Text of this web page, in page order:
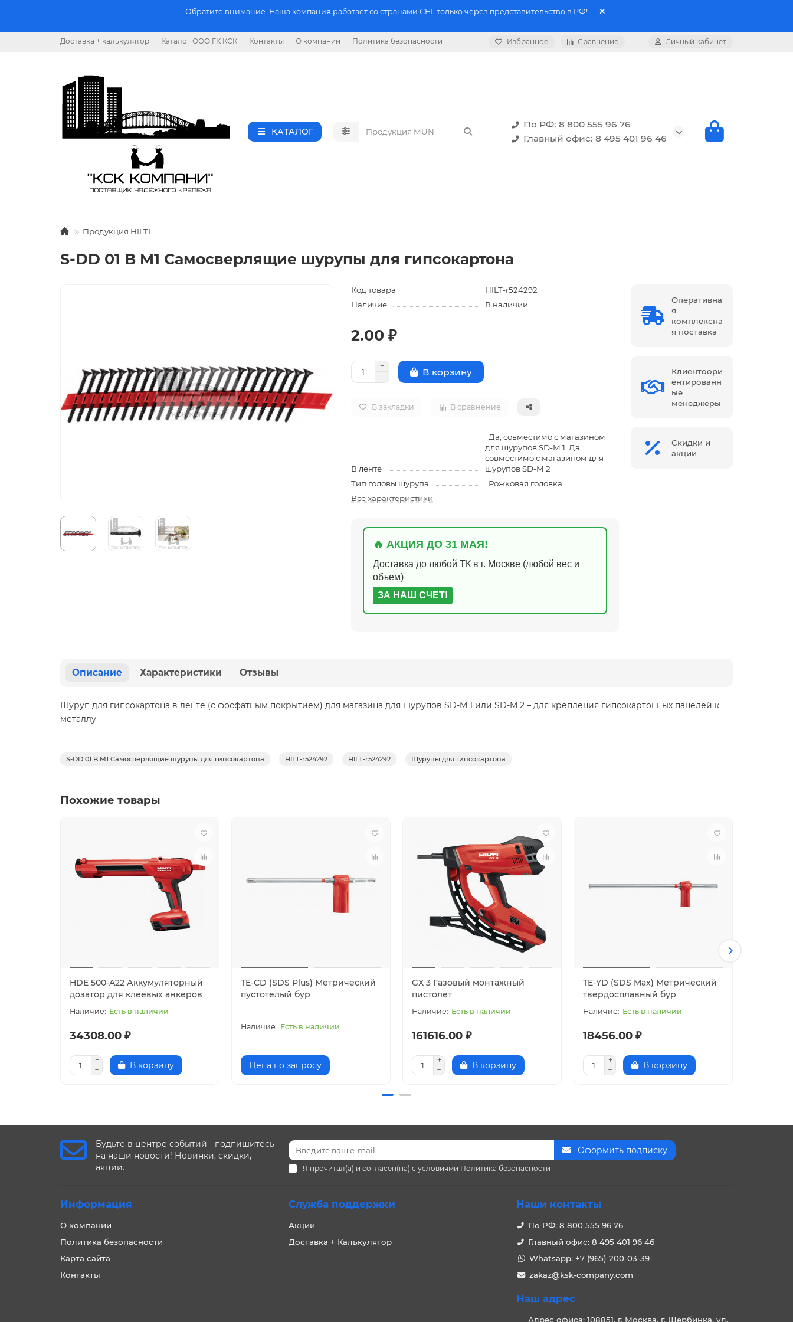
Обратите внимание. Наша компания работает со странами СНГ только через представительство в РФ!
Доставка + калькулятор Каталог ООО ГК КСК Контакты О компании Политика безопасности Избранное Сравнение Личный кабинет
КАТАЛОГ
По РФ: 8 800 555 96 76
Главный офис: 8 495 401 96 46
Продукция HILTI
S-DD 01 B M1 Самосверлящие шурупы для гипсокартона
Код товара
HILT-r524292
Наличие
В наличии
2.00 ₽
В корзину
В закладки В сравнение
В ленте
Да, совместимо с магазином
для шурупов SD-M 1, Да,
совместимо с магазином для
шурупов SD-M 2
Тип головы шурупа
Рожковая головка
Все характеристики
🔥 АКЦИЯ ДО 31 МАЯ!
Доставка до любой ТК в г. Москве (любой вес и
объем)
ЗА НАШ СЧЕТ!
Оперативна
я
комплексна
я поставка
Клиентоори
ентированн
ые
менеджеры
Скидки и
акции
Описание Характеристики Отзывы
Шуруп для гипсокартона в ленте (с фосфатным покрытием) для магазина для шурупов SD-M 1 или SD-M 2 – для крепления гипсокартонных панелей к
металлу
S-DD 01 B M1 Самосверлящие шурупы для гипсокартона HILT-r524292 HILT-r524292 Шурупы для гипсокартона
Похожие товары
HDE 500-A22 Аккумуляторный
дозатор для клеевых анкеров
Есть в наличии
34308.00 ₽
В корзину
TE-CD (SDS Plus) Метрический
пустотелый бур
Есть в наличии
Цена по запросу
GX 3 Газовый монтажный
пистолет
Есть в наличии
161616.00 ₽
В корзину
TE-YD (SDS Max) Метрический
твердосплавный бур
Есть в наличии
18456.00 ₽
В корзину
Будьте в центре событий - подпишитесь
на наши новости! Новинки, скидки,
акции.
Оформить подписку
Я прочитал(а) и согласен(на) с условиями Политика безопасности
Информация
О компании
Политика безопасности
Карта сайта
Контакты
Служба поддержки
Акции
Доставка + Калькулятор
Наши контакты
По РФ: 8 800 555 96 76
Главный офис: 8 495 401 96 46
Whatsapp: +7 (965) 200-03-39
zakaz@ksk-company.com
Наш адрес
Адрес офиса: 108851, г. Москва, г. Щербинка, ул.